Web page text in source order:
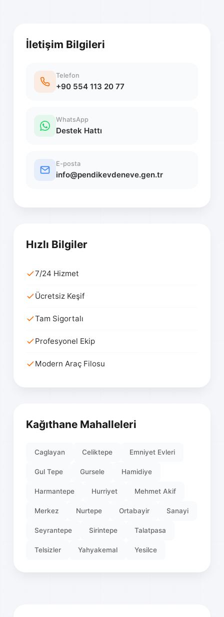
İletişim Bilgileri
Telefon
+90 554 113 20 77
WhatsApp
Destek Hattı
E-posta
info@pendikevdeneve.gen.tr
Hızlı Bilgiler
7/24 Hizmet
Ücretsiz Keşif
Tam Sigortalı
Profesyonel Ekip
Modern Araç Filosu
Kağıthane Mahalleleri
Caglayan Celiktepe Emniyet Evleri
Gul Tepe Gursele Hamidiye
Harmantepe Hurriyet Mehmet Akif
Merkez Nurtepe Ortabayir Sanayi
Seyrantepe Sirintepe Talatpasa
Telsizler Yahyakemal Yesilce